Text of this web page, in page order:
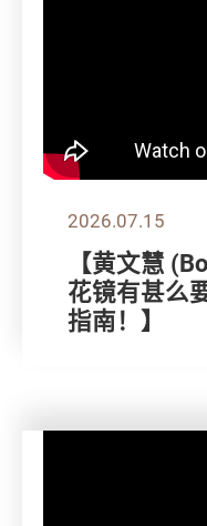
2026.07.15
【黄文慧
花镜有甚么
指南！】